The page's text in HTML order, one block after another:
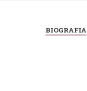
BIOGRAFIA